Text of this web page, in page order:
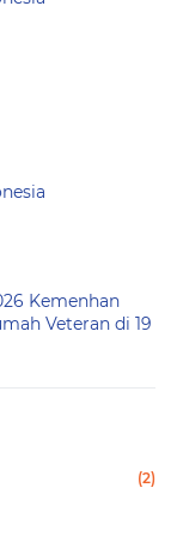
Kemenhan
Veteran di 19
(2)